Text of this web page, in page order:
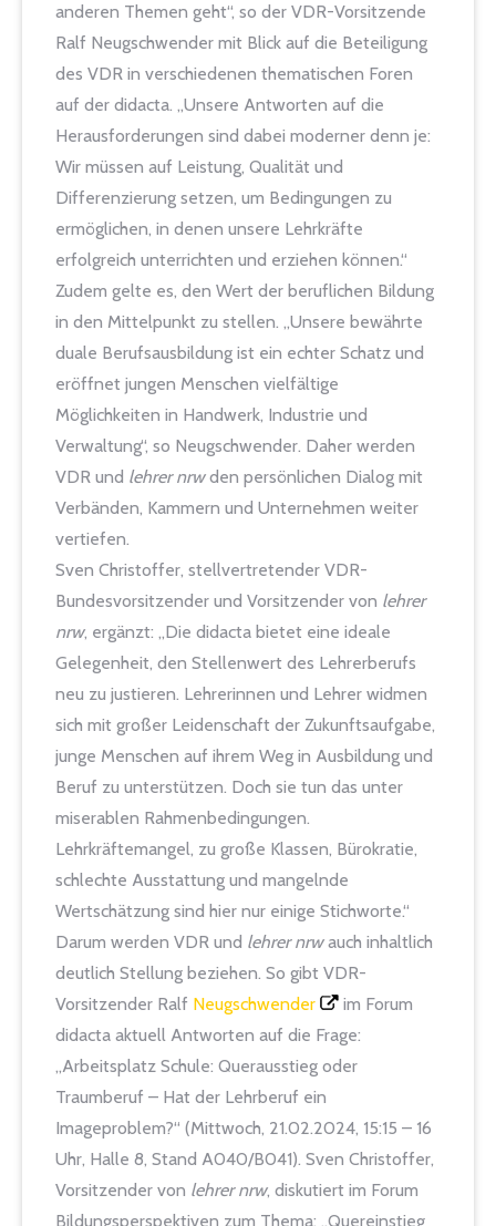
anderen Themen geht“, so der VDR-Vorsitzende
Ralf Neugschwender mit Blick auf die Beteiligung
des VDR in verschiedenen thematischen Foren
auf der didacta. „Unsere Antworten auf die
Herausforderungen sind dabei moderner denn je:
Wir müssen auf Leistung, Qualität und
Differenzierung setzen, um Bedingungen zu
ermöglichen, in denen unsere Lehrkräfte
erfolgreich unterrichten und erziehen können.“
Zudem gelte es, den Wert der beruflichen Bildung
in den Mittelpunkt zu stellen. „Unsere bewährte
duale Berufsausbildung ist ein echter Schatz und
eröffnet jungen Menschen vielfältige
Möglichkeiten in Handwerk, Industrie und
Verwaltung“, so Neugschwender. Daher werden
VDR und lehrer nrwden persönlichen Dialog mit
Verbänden, Kammern und Unternehmen weiter
vertiefen.
Sven Christoffer, stellvertretender VDR-
Bundesvorsitzender und Vorsitzender von lehrer
nrw, ergänzt: „Die didacta bietet eine ideale
Gelegenheit, den Stellenwert des Lehrerberufs
neu zu justieren. Lehrerinnen und Lehrer widmen
sich mit großer Leidenschaft der Zukunftsaufgabe,
junge Menschen auf ihrem Weg in Ausbildung und
Beruf zu unterstützen. Doch sie tun das unter
miserablen Rahmenbedingungen.
Lehrkräftemangel, zu große Klassen, Bürokratie,
schlechte Ausstattung und mangelnde
Wertschätzung sind hier nur einige Stichworte.“
Darum werden VDR und lehrer nrwauch inhaltlich
deutlich Stellung beziehen. So gibt VDR-
Vorsitzender Ralf Neugschwender
im Forum
didacta aktuell Antworten auf die Frage:
„Arbeitsplatz Schule: Querausstieg oder
Traumberuf – Hat der Lehrberuf ein
Imageproblem?“ (Mittwoch, 21.02.2024, 15:15 – 16
Uhr, Halle 8, Stand A040/B041). Sven Christoffer,
Vorsitzender von lehrer nrw, diskutiert im Forum
Bildungsperspektiven zum Thema: „Quereinstieg